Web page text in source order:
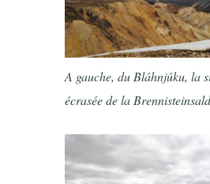
A gauche, du Bláhnjúku, la
écrasée de la